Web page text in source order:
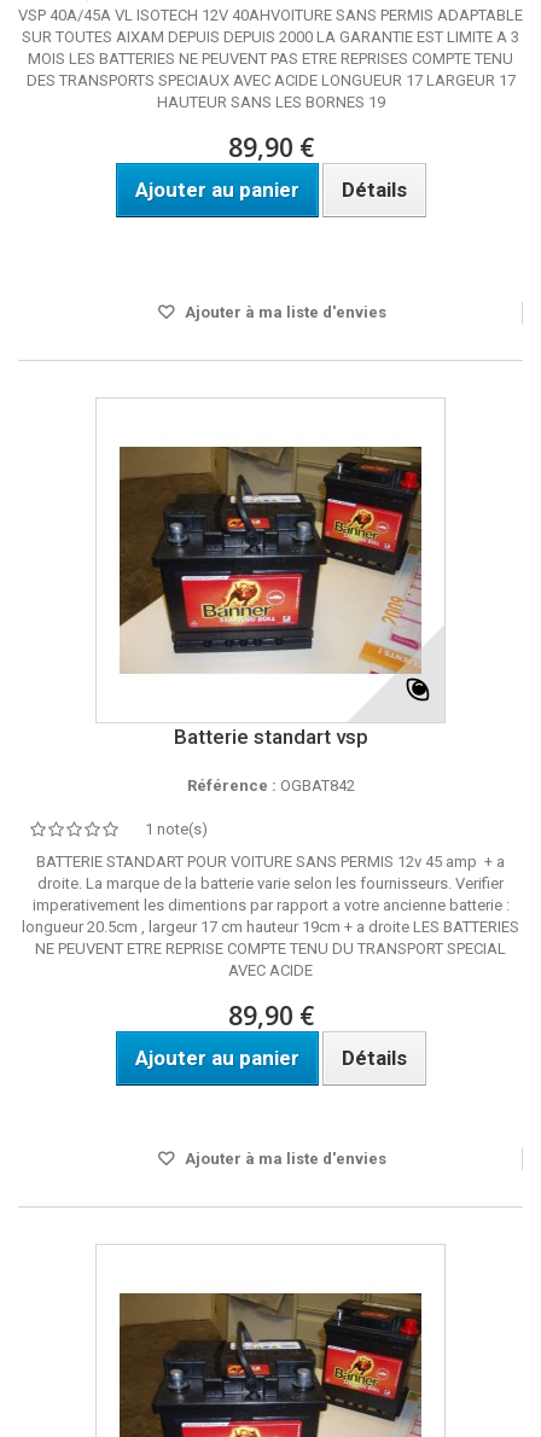
VSP 40A/45A VL ISOTECH 12V 40AHVOITURE SANS PERMIS ADAPTABLE
SUR TOUTES AIXAM DEPUIS DEPUIS 2000 LA GARANTIE EST LIMITE A 3
MOIS LES BATTERIES NE PEUVENT PAS ETRE REPRISES COMPTE TENU
DES TRANSPORTS SPECIAUX AVEC ACIDE LONGUEUR 17 LARGEUR 17
HAUTEUR SANS LES BORNES 19
89,90 €
Ajouter au panier Détails
Ajouter à ma liste d'envies
Batterie standart vsp
Référence : OGBAT842
1 note(s)
BATTERIE STANDART POUR VOITURE SANS PERMIS 12v 45 amp + a
droite. La marque de la batterie varie selon les fournisseurs. Verifier
imperativement les dimentions par rapport a votre ancienne batterie :
longueur 20.5cm , largeur 17 cm hauteur 19cm + a droite LES BATTERIES
NE PEUVENT ETRE REPRISE COMPTE TENU DU TRANSPORT SPECIAL
AVEC ACIDE
89,90 €
Ajouter au panier Détails
Ajouter à ma liste d'envies